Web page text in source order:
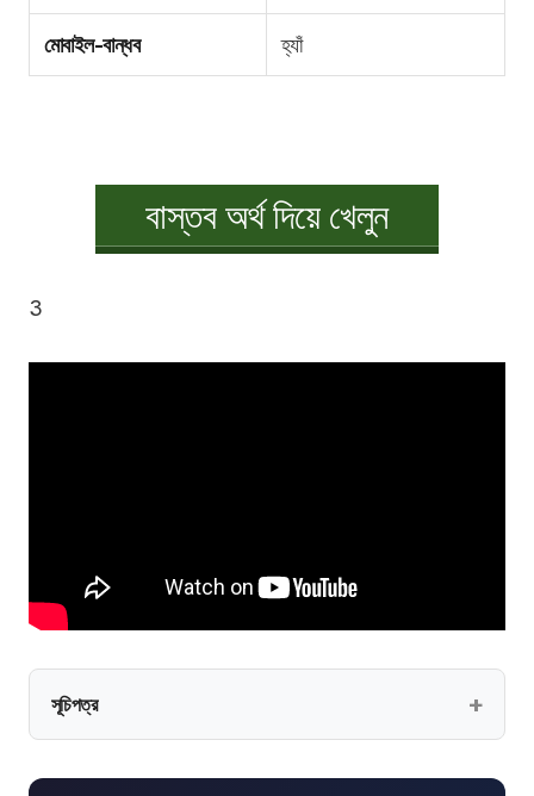
মোবাইল-বান্ধব হ্যাঁ
বাস্তব অর্থ দিয়ে খেলুন
3
সূচিপত্র